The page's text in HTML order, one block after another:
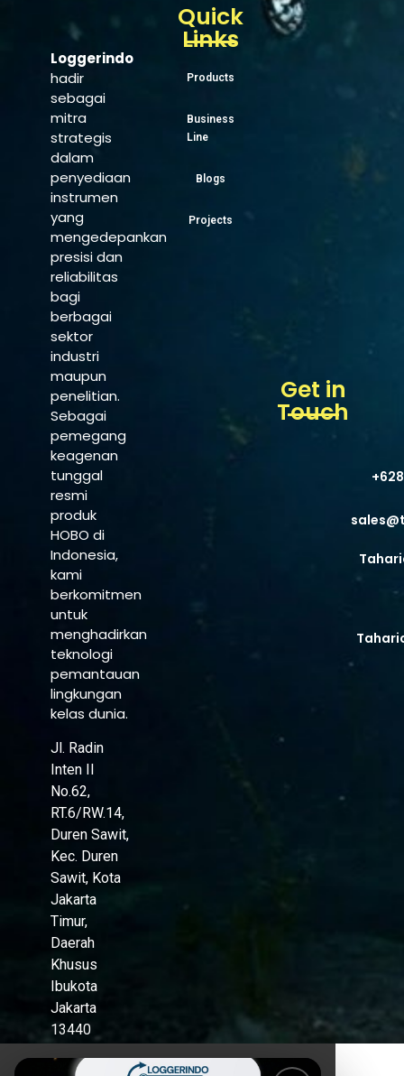
Loggerindo
hadir
sebagai
mitra
strategis
dalam
penyediaan
instrumen
yang
mengedepankan
presisi dan
reliabilitas
bagi
berbagai
sektor
industri
maupun
penelitian.
Sebagai
pemegang
keagenan
tunggal
resmi
produk
HOBO di
Indonesia,
kami
berkomitmen
untuk
menghadirkan
teknologi
pemantauan
lingkungan
kelas dunia.
Jl. Radin
Inten II
No.62,
RT.6/RW.14,
Duren Sawit,
Kec. Duren
Sawit, Kota
Jakarta
Timur,
Daerah
Khusus
Ibukota
Jakarta
13440
Quick
Links
Products
Business
Line
Blogs
Projects
Get in
Touch